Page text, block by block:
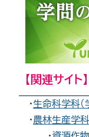
【関連サイト】
・生命科学科
・農林生産学